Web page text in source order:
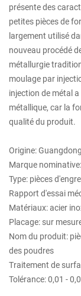
présente des
petites pièces de
largement utilisé
nouveau procédé
métallurgie
moulage par
injection de métal
métallique, car la
qualité du produit.
Origine:
Marque
Type: pièces
Rapport d'essai
Matériaux: acier
Placage: sur
Nom du produit:
des poudres
Traitement de
Tolérance: 0,01 -